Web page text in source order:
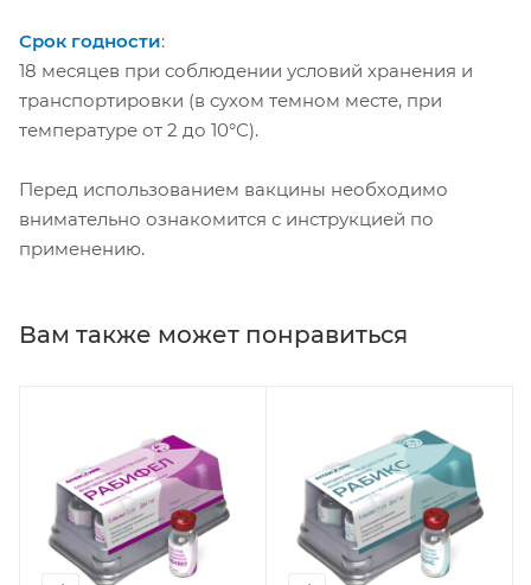
Срок годности:
18 месяцев при соблюдении условий хранения и
транспортировки (в сухом темном месте, при
температуре от 2 до 10°С).
Перед использованием вакцины необходимо
внимательно ознакомится с инструкцией по
применению.
Вам также может понравиться